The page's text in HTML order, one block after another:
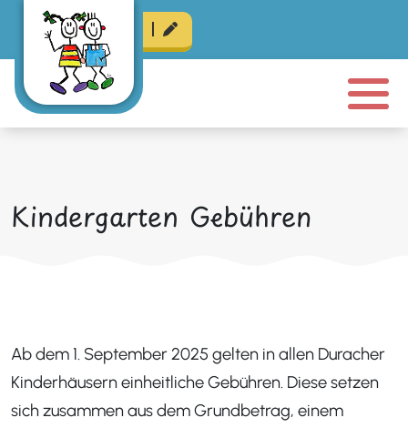
zur Anmeldung
Kindergarten Gebühren
Ab dem 1. September 2025 gelten in allen Duracher
Kinderhäusern einheitliche Gebühren. Diese setzen
sich zusammen aus dem Grundbetrag, einem